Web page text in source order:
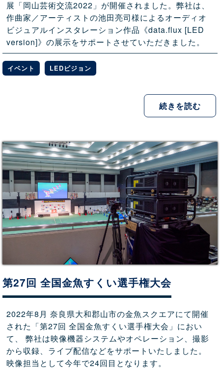
展「岡山芸術交流2022」が開催されました。弊社は、
作曲家／アーティストの池田亮司様によるオーディオ
ビジュアルインスタレーション作品《data.flux [LED
version]》の展示をサポートさせていただきました。
イベント LEDビジョン
続きを読む
第27回 全国金魚すくい選手権大会
2022年8月 奈良県大和郡山市の金魚スクエアにて開催
された「第27回 全国金魚すくい選手権大会」におい
て、 弊社は映像機器システムやオペレーション、撮影
から収録、ライブ配信などをサポートいたしました。
映像担当として今年で24回目となります。